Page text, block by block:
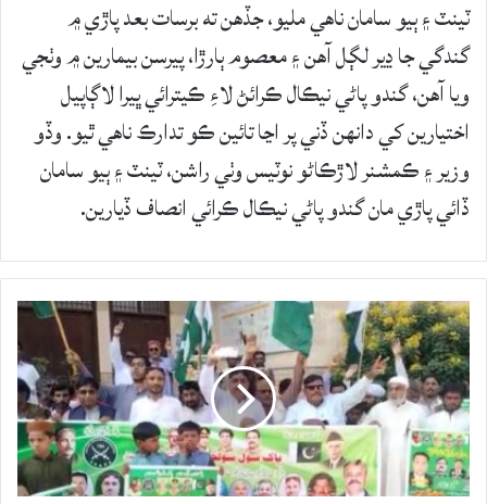
ٽينٽ ۽ ٻيو سامان ناهي مليو، جڏهن ته برسات بعد پاڙي ۾
گندگي جا ڍير لڳل آهن ۽ معصوم ٻارڙا، پيرسن بيمارين ۾ وٺجي
ويا آهن، گندو پاڻي نيڪال ڪرائڻ لاءِ ڪيترائي ڀيرا لاڳاپيل
اختيارين کي دانهن ڏني پر اڃا تائين ڪو تدارڪ ناهي ٿيو. وڏو
وزير ۽ ڪمشنر لاڙڪاڻو نوٽيس وٺي راشن، ٽينٽ ۽ ٻيو سامان
ڏائي پاڙي مان گندو پاڻي نيڪال ڪرائي انصاف ڏيارين.